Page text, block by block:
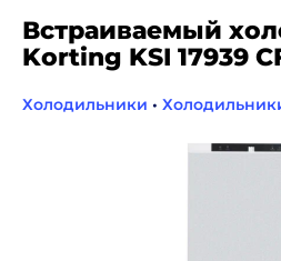
Встраиваемый
Korting KSI 17939
Холодильники •